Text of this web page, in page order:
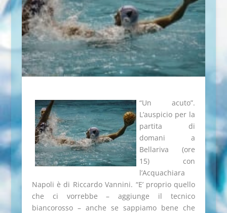
“Un acuto”.
L’auspicio per la
partita di
domani a
Bellariva (ore
15) con
l’Acquachiara
Napoli è di Riccardo Vannini. “E’ proprio quello
che ci vorrebbe – aggiunge il tecnico
biancorosso – anche se sappiamo bene che